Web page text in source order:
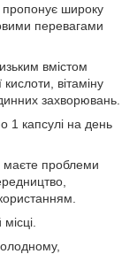
пропонує широку
перевагами
вмістом
вітаміну
захворювань.
1 капсулі на день
маєте проблеми